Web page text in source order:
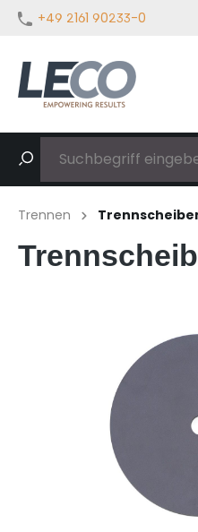
springen
+49 2161 90233-0
Trennen
Bildergalerie